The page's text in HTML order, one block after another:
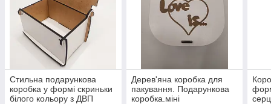
Стильна подарункова
коробка у формі скриньки
білого кольору з ДВП
Дерев'яна коробка для
пакування. Подарункова
коробка.міні